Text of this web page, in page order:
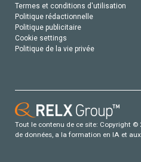
Termes et conditions d'utilisation
Politique rédactionnelle
Politique publicitaire
Cookie settings
Politique de la vie privée
Tout le contenu de ce site: Copyright
de données, a la formation en IA et